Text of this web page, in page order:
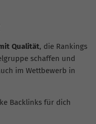
Qualität, die Rankings
schaffen und
im Wettbewerb in
Backlinks für dich